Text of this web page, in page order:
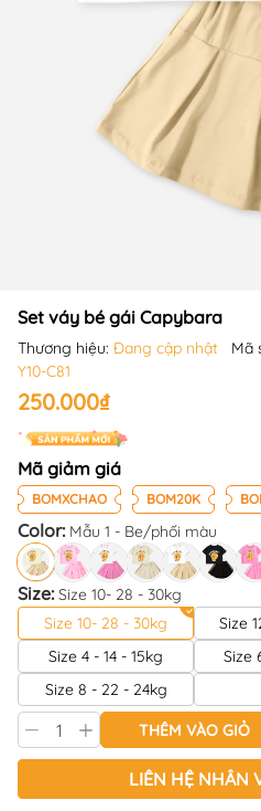
Set váy bé gái Capybara
Thương hiệu: Đang cập nhật Mã
Y10-C81
250.000₫
Mã giảm giá
BOMXCHAO BOM20K
Color: Mẫu 1 - Be/phối màu
Size:Size 10- 28 - 30kg
Size 10- 28 - 30kg
Size
Size 4 - 14 - 15kg
Size
Size 8 - 22 - 24kg
THÊM VÀO GIỎ
LIÊN HỆ NHÂN